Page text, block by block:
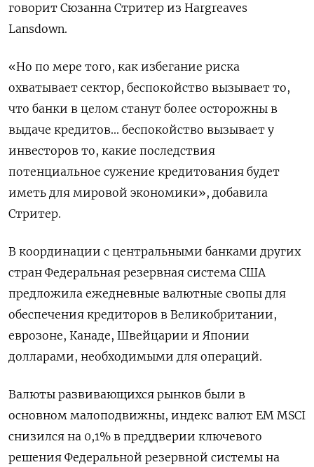
говорит Сюзанна Стритер из Hargreaves
Lansdown.
«Но по мере того, как избегание риска
охватывает сектор, беспокойство вызывает то,
что банки в целом станут более осторожны в
выдаче кредитов... беспокойство вызывает у
инвесторов то, какие последствия
потенциальное сужение кредитования будет
иметь для мировой экономики», добавила
Стритер.
В координации с центральными банками других
стран Федеральная резервная система США
предложила ежедневные валютные свопы для
обеспечения кредиторов в Великобритании,
еврозоне, Канаде, Швейцарии и Японии
долларами, необходимыми для операций.
Валюты развивающихся рынков были в
основном малоподвижны, индекс валют EM MSCI
снизился на 0,1% в преддверии ключевого
решения Федеральной резервной системы на